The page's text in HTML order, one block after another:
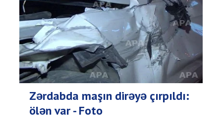
Zərdabda maşın dirəyə çırpıldı:
ölən var - Foto